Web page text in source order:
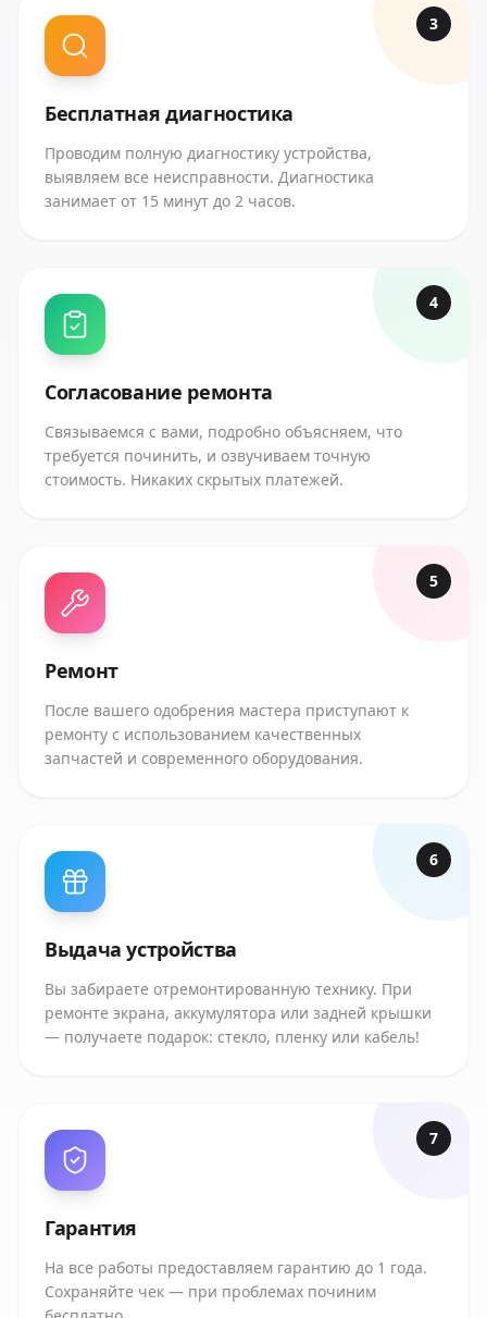
3
Бесплатная диагностика
Проводим полную диагностику устройства,
выявляем все неисправности. Диагностика
занимает от 15 минут до 2 часов.
4
Согласование ремонта
Связываемся с вами, подробно объясняем, что
требуется починить, и озвучиваем точную
стоимость. Никаких скрытых платежей.
5
Ремонт
После вашего одобрения мастера приступают к
ремонту с использованием качественных
запчастей и современного оборудования.
6
Выдача устройства
Вы забираете отремонтированную технику. При
ремонте экрана, аккумулятора или задней крышки
— получаете подарок: стекло, пленку или кабель!
7
Гарантия
На все работы предоставляем гарантию до 1 года.
Сохраняйте чек — при проблемах починим